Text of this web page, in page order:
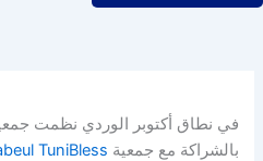
في نطاق أكتوبر الوردي نظمت
بالشراكة مع جمعية